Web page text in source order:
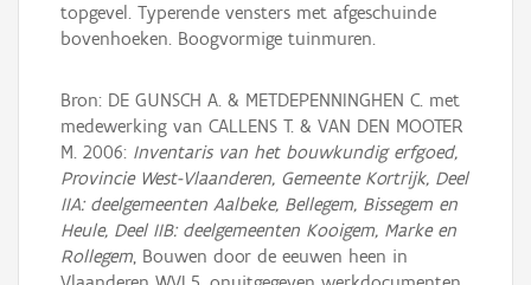
topgevel. Typerende vensters met afgeschuinde
bovenhoeken. Boogvormige tuinmuren.
Bron: DE GUNSCH A. & METDEPENNINGHEN C. met
medewerking van CALLENS T. & VAN DEN MOOTER
M. 2006: Inventaris van het bouwkundig erfgoed,
Provincie West-Vlaanderen, Gemeente Kortrijk, Deel
IIA: deelgemeenten Aalbeke, Bellegem, Bissegem en
Heule, Deel IIB: deelgemeenten Kooigem, Marke en
Rollegem, Bouwen door de eeuwen heen in